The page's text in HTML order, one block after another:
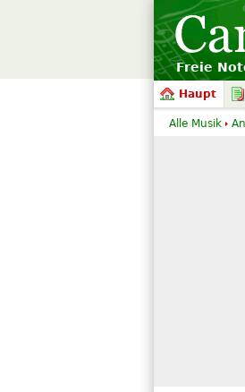
Freie
Haupt
Alle Musik